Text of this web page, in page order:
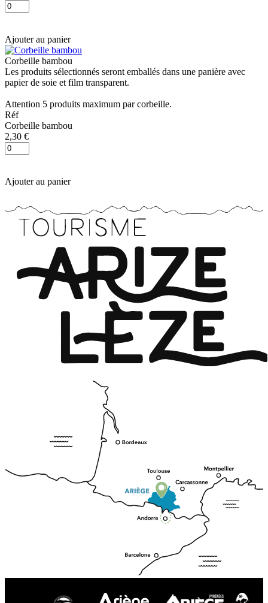
Ajouter au panier
Corbeille bambou
Les produits sélectionnés seront emballés dans une panière avec
papier de soie et film transparent.
Attention 5 produits maximum par corbeille.
Réf
Corbeille bambou
2,30 €
Ajouter au panier